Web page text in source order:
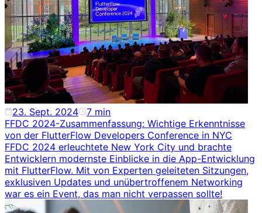
23. Sept. 2024 7 min
FFDC 2024-Zusammenfassung: Wichtige Erkenntnisse
von der FlutterFlow Developers Conference in NYC
FFDC 2024 erleuchtete New York City und brachte
Entwicklern modernste Einblicke in die App-Entwicklung
mit FlutterFlow. Mit von Experten geleiteten Sitzungen,
exklusiven Updates und unübertroffenem Networking
war es ein Event, das man nicht verpassen sollte!